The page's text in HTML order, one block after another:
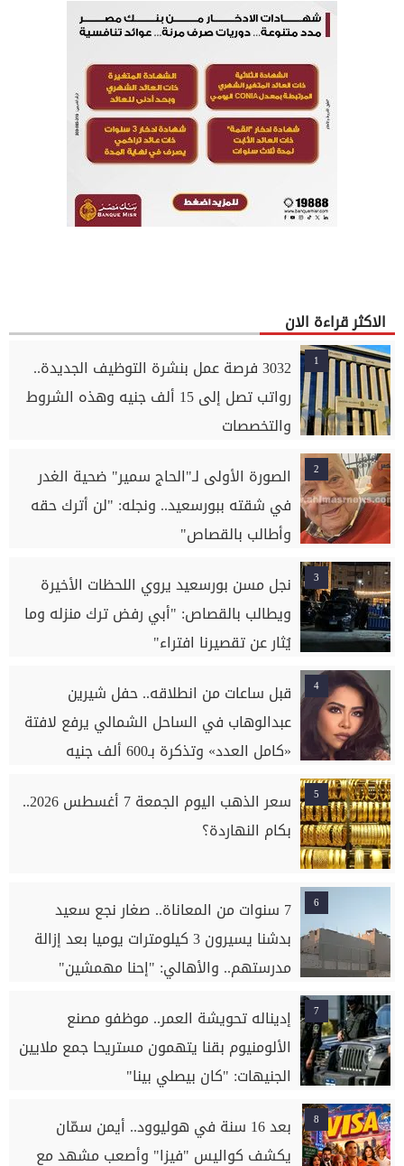
الاكثر قراءة الان
1
3032 فرصة عمل بنشرة التوظيف الجديدة..
رواتب تصل إلى 15 ألف جنيه وهذه الشروط
والتخصصات
2
الصورة الأولى لـ"الحاج سمير" ضحية الغدر
في شقته ببورسعيد.. ونجله: "لن أترك حقه
وأطالب بالقصاص"
3
نجل مسن بورسعيد يروي اللحظات الأخيرة
ويطالب بالقصاص: "أبي رفض ترك منزله وما
يُثار عن تقصيرنا افتراء"
4
قبل ساعات من انطلاقه.. حفل شيرين
عبدالوهاب في الساحل الشمالي يرفع لافتة
«كامل العدد» وتذكرة بـ600 ألف جنيه
5
سعر الذهب اليوم الجمعة 7 أغسطس 2026..
بكام النهاردة؟
6
7 سنوات من المعاناة.. صغار نجع سعيد
بدشنا يسيرون 3 كيلومترات يوميا بعد إزالة
مدرستهم.. والأهالي: "إحنا مهمشين"
7
إديناله تحويشة العمر.. موظفو مصنع
الألومنيوم بقنا يتهمون مستريحا جمع ملايين
الجنيهات: "كان بيصلي بينا"
8
بعد 16 سنة في هوليوود.. أيمن سمّان
يكشف كواليس "فيزا" وأصعب مشهد مع